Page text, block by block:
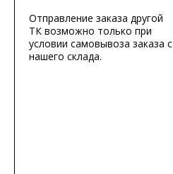
Отправление заказа другой
ТК возможно только при
условии самовывоза заказа с
нашего склада.